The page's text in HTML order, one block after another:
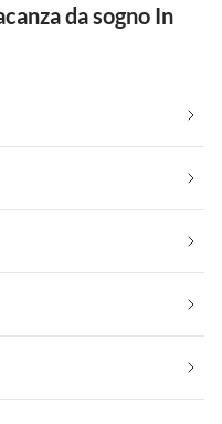
da sogno In